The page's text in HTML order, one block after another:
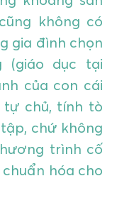
không có
gia đình chọn
(giáo dục tại
của con cái
chủ, tính tò
chứ không
trình cố
hóa cho